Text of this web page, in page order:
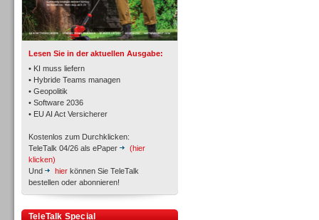
Lesen Sie in der aktuellen Ausgabe:
• KI muss liefern
• Hybride Teams managen
• Geopolitik
• Software 2036
• EU AI Act Versicherer
Kostenlos zum Durchklicken:
TeleTalk 04/26 als ePaper
(hier
klicken)
Und
hier können Sie TeleTalk
bestellen oder abonnieren!
TeleTalk Special
TK- und ACD-Systeme
Workforce-Management
Personal